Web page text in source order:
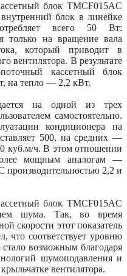
блок TMCF015AС
блок в линейке
всего 50 Вт:
только на вращение вала
который приводит в
вентилятора. В результате
кассетный блок
на тепло — 2,2 кВт.
на одной из трех
самостоятельно.
кондиционера на
500, на средних —
куб.м/ч. В этом отношении
мощным аналогам —
2,2 и
блок TMCF015AС
шума. Так, во время
скорости этот показатель
что соответствует уровню
возможным благодаря
шумоподавления и
вентилятора.